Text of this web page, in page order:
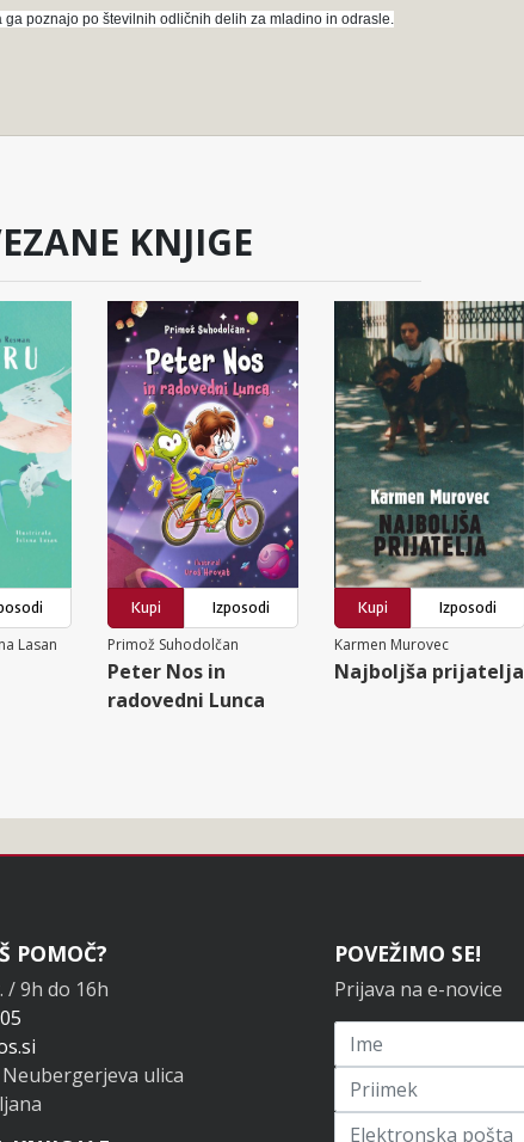
poznajo po številnih odličnih delih za mladino in odrasle.
KNJIGE
Lasan
Kupi
Izposodi
Primož Suhodolčan
Peter Nos in
radovedni Lunca
Kupi
Izposodi
Karmen Murovec
Najboljša prijatelja
POMOČ?
/ 9h do 16h
ulica
POVEŽIMO SE!
Prijava na e-novice
Prijavi se na novice